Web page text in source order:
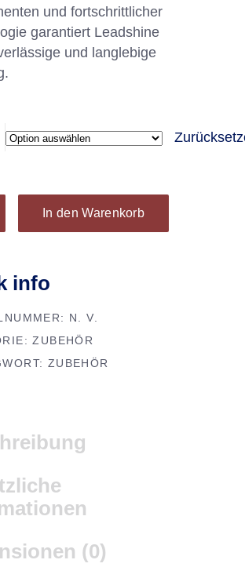
und fortschrittlicher
garantiert Leadshine
und langlebige
In den Warenkorb
info
N. V.
ZUBEHÖR
ZUBEHÖR
(0)